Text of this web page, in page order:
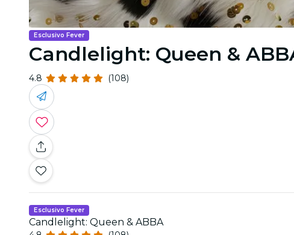
Esclusivo Fever
Candlelight: Queen &
4.8 (108)
Esclusivo Fever
Candlelight: Queen & ABBA